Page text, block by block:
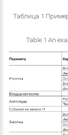
Таблица 1
Table 1 An